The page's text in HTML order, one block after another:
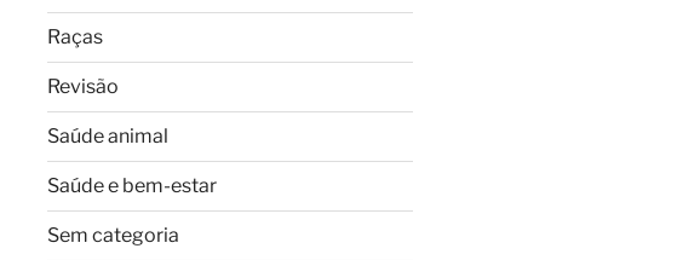
Raças
Revisão
Saúde animal
Saúde e bem-estar
Sem categoria